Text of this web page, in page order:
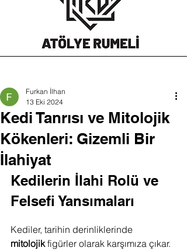
Kedi Tanrısı ve Mitolojik
Kökenleri: Gizemli Bir
İlahiyat
Furkan İlhan
13 Eki 2024
Kedilerin İlahi Rolü ve
Felsefi Yansımaları
Kediler, tarihin derinliklerinde
mitolojik figürler olarak karşımıza çıkar.